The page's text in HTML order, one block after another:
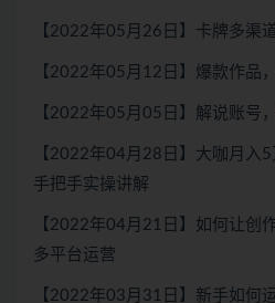
【2022年05月26日】卡牌多渠
【2022年05月12日】爆款作品
【2022年05月05日】解说账号
【2022年04月28日】大咖月入5
手把手实操讲解
【2022年04月21日】如何让创
多平台运营
【2022年03月31日】新手如何